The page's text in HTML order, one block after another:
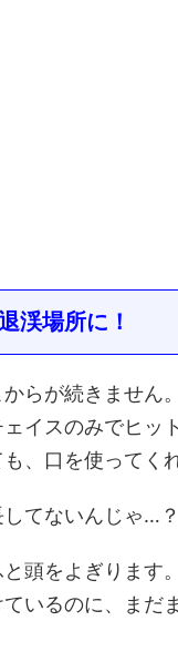
渓場所に！
らが続きません
イスのみでヒッ
、口を使ってく
してないんじゃ…？
頭をよぎります
いるのに、まだ